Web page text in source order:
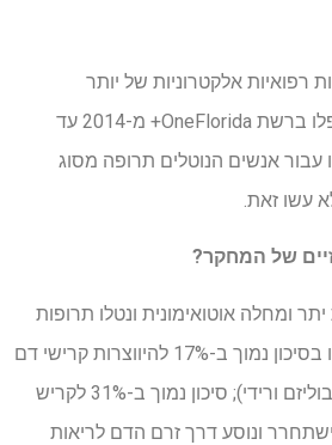
רפואיות אלקטרוניות של יותר
מ-26,000 מבוגרים שטופלו ברשת OneFlorida+ מ-2014 עד
עבור אנשים הנוטלים תרופה מסוג
של המחקר?
ומחלה אוטואימונית ונטלו תרופות
מסוג GLP-1RA היו בסיכון נמוך ב-17% להיווצרות קרישי דם
בווריד (תרומבואמבוליזם ורידי); סיכון נמוך ב-31% לקריש
ונוסע דרך זרם הדם לריאות